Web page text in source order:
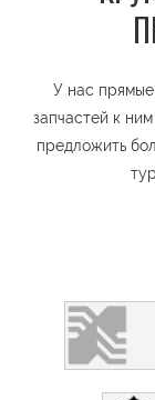
У нас прямые
запчастей к
предложить